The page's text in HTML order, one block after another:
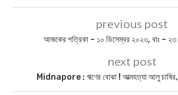
previous post
আজকের পত্রিকা – ১০ ডিসেম্বর ২০২৩, বাঃ –
next post
Midnapore : ঋণের বোঝা ! আত্মহত্যা আলু চাষির,